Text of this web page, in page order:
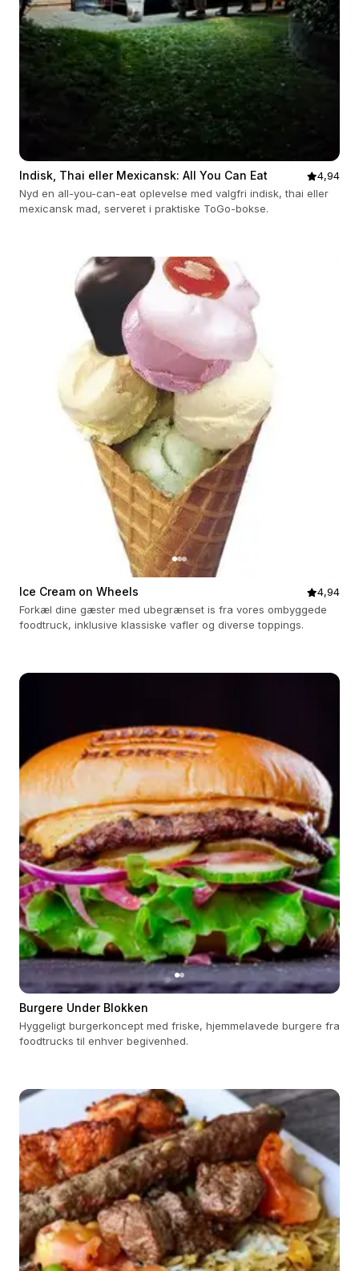
Indisk, Thai eller Mexicansk: All You Can Eat
4,94
Nyd en all-you-can-eat oplevelse med valgfri indisk, thai eller
mexicansk mad, serveret i praktiske ToGo-bokse.
Ice Cream on Wheels
4,94
Forkæl dine gæster med ubegrænset is fra vores ombyggede
foodtruck, inklusive klassiske vafler og diverse toppings.
Burgere Under Blokken
Hyggeligt burgerkoncept med friske, hjemmelavede burgere fra
foodtrucks til enhver begivenhed.